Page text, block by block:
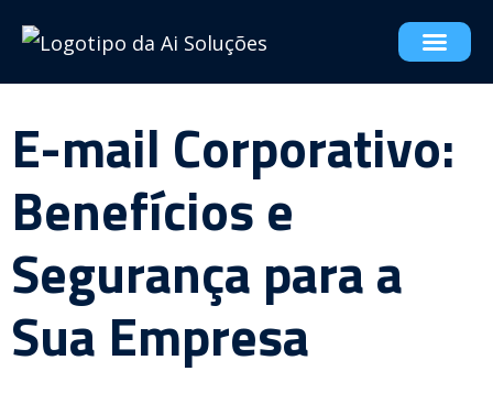
E-mail Corporativo:
Benefícios e
Segurança para a
Sua Empresa